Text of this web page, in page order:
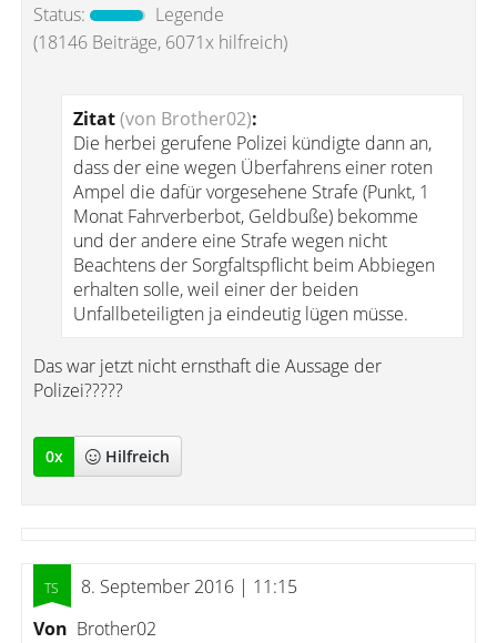
Status:
Legende
(18146 Beiträge, 6071x hilfreich)
Zitat(von Brother02):
Die herbei gerufene Polizei kündigte dann an,
dass der eine wegen Überfahrens einer roten
Ampel die dafür vorgesehene Strafe (Punkt, 1
Monat Fahrverberbot, Geldbuße) bekomme
und der andere eine Strafe wegen nicht
Beachtens der Sorgfaltspflicht beim Abbiegen
erhalten solle, weil einer der beiden
Unfallbeteiligten ja eindeutig lügen müsse.
Das war jetzt nicht ernsthaft die Aussage der
Polizei?????
0x Hilfreich
8. September 2016 | 11:15
Von Brother02